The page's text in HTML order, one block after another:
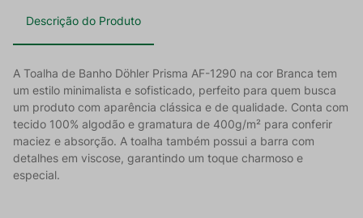
Descrição do Produto
A Toalha de Banho Döhler Prisma AF-1290 na cor Branca tem
um estilo minimalista e sofisticado, perfeito para quem busca
um produto com aparência clássica e de qualidade. Conta com
tecido 100% algodão e gramatura de 400g/m² para conferir
maciez e absorção. A toalha também possui a barra com
detalhes em viscose, garantindo um toque charmoso e
especial.